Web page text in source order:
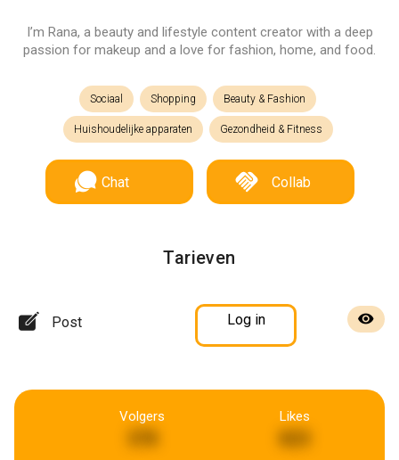
I’m Rana, a beauty and lifestyle content creator with a deep
passion for makeup and a love for fashion, home, and food.
Sociaal Shopping Beauty & Fashion
Huishoudelijke apparaten Gezondheid & Fitness
Chat Collab
Tarieven
Post Log in
Volgers Likes